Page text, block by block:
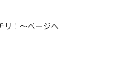
リ！～ページへ